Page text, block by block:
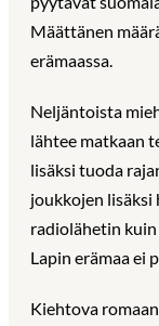
Määttänen
erämaassa.
Neljäntoista
lähtee matkaan
lisäksi tuoda
joukkojen
radiolähetin
Lapin erämaa ei
Kiehtova